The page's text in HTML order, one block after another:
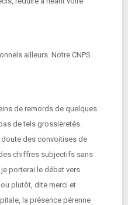
ailleurs. Notre CNPS
de remords de quelques
de tels grossièretés.
doute des convoitises de
des chiffres subjectifs sans
porterai le débat vers
ou plutôt, dite merci et
la présence pérenne